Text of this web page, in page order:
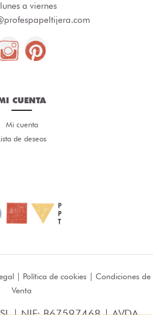
a viernes
CUENTA
Mi cuenta
de deseos
| Política de cookies | Condiciones de
Venta